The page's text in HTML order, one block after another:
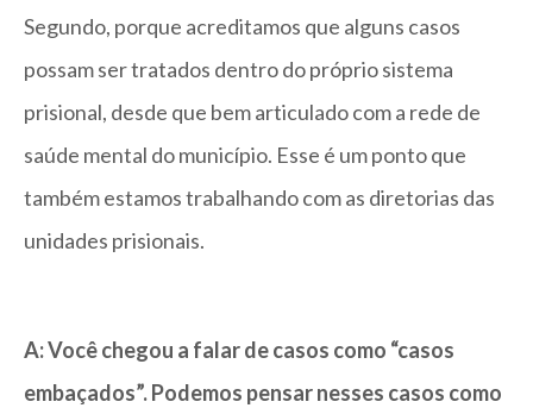
Segundo, porque acreditamos que alguns casos
possam ser tratados dentro do próprio sistema
prisional, desde que bem articulado com a rede de
saúde mental do município. Esse é um ponto que
também estamos trabalhando com as diretorias das
unidades prisionais.
A: Você chegou a falar de casos como “casos
embaçados”. Podemos pensar nesses casos como